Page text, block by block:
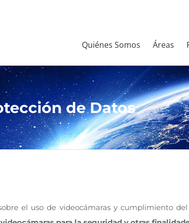
Quiénes Somos Áreas
de Datos
el uso de videocámaras y cumplimiento